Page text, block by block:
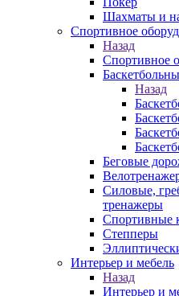
Шахматы и
Спортивное
Назад
Спортивное
Назад
Беговые
Силовые,
тренажеры
Спортивные
Степперы
Интерьер и мебель
Назад
Интерьер и